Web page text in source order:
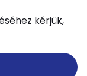
kérjük,